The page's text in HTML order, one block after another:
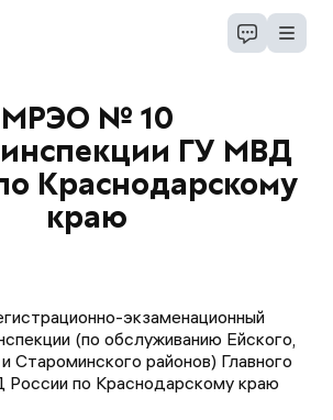
МРЭО № 10
ГУ МВД
Краснодарскому
краю
экзаменационный
(по обслуживанию Ейского,
Староминского районов) Главного
по Краснодарскому краю